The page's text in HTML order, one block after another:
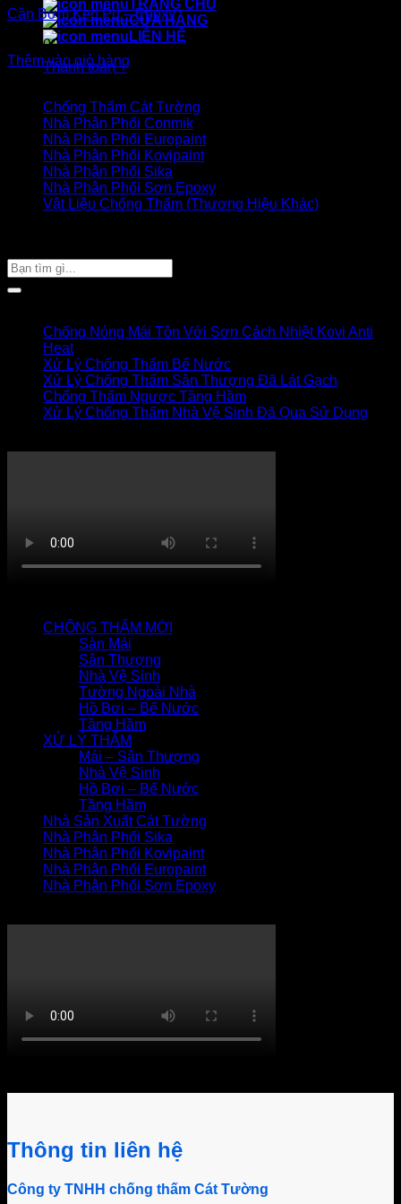
TRANG CHỦ
CỬA HÀNG
LIÊN HỆ
Thanh toán +
Cần Bơm Keo Pu – Epoxy
180.000₫
Thêm vào giỏ hàng
Danh mục sản phẩm
Chống Thấm Cát Tường
Nhà Phân Phối Conmik
Nhà Phân Phối Europaint
Nhà Phân Phối Kovipaint
Nhà Phân Phối Sika
Nhà Phân Phối Sơn Epoxy
Vật Liệu Chống Thấm (Thương Hiệu Khác)
Tìm
kiếm:
Chống Nóng Mái Tôn Với Sơn Cách Nhiệt Kovi Anti
Heat
Xử Lý Chống Thấm Bể Nước
Xử Lý Chống Thấm Sân Thượng Đã Lát Gạch
Chống Thấm Ngược Tầng Hầm
Xử Lý Chống Thấm Nhà Vệ Sinh Đã Qua Sử Dụng
CHỐNG THẤM MỚI
Sàn Mái
Sân Thượng
Nhà Vệ Sinh
Tường Ngoài Nhà
Hồ Bơi – Bể Nước
Tầng Hầm
XỬ LÝ THẤM
Mái – Sân Thượng
Nhà Vệ Sinh
Hồ Bơi – Bể Nước
Tầng Hầm
Nhà Sản Xuất Cát Tường
Nhà Phân Phối Sika
Nhà Phân Phối Kovipaint
Nhà Phân Phối Europaint
Nhà Phân Phối Sơn Epoxy
Thông tin liên hệ
Công ty TNHH chống thấm Cát Tường